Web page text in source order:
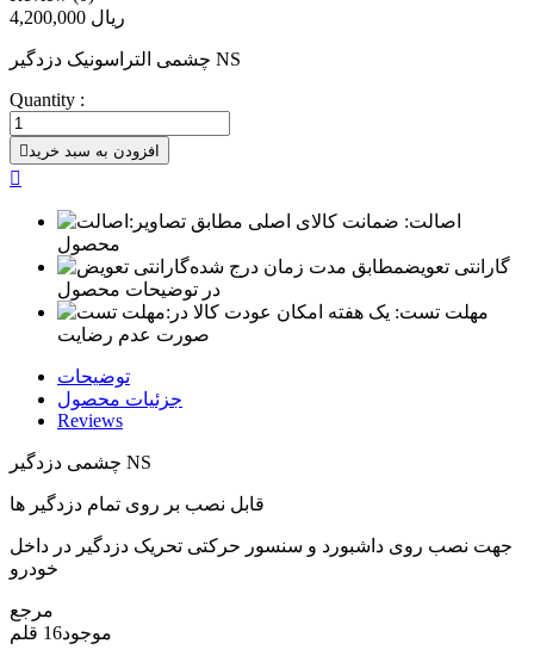
4,200,000 ریال
چشمی التراسونیک دزدگیر NS
Quantity :
افزودن به سبد خرید

اصالت: ضمانت کالای اصلی مطابق تصاویر
محصول
گارانتی تعویضمطابق مدت زمان درج شده
در توضیحات محصول
مهلت تست: یک هفته امکان عودت کالا در
صورت عدم رضایت
توضیحات
جزئیات محصول
Reviews
چشمی دزدگیر NS
قابل نصب بر روی تمام دزدگیر ها
جهت نصب روی داشبورد و سنسور حرکتی تحریک دزدگیر در داخل
خودرو
مرجع
موجود16 قلم